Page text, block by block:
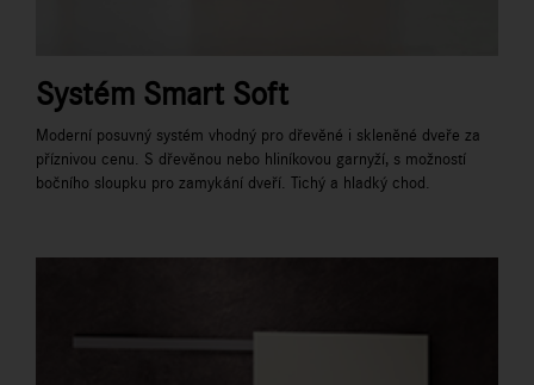
Systém Smart Soft
Moderní posuvný systém vhodný pro dřevěné i skleněné dveře za
příznivou cenu. S dřevěnou nebo hliníkovou garnyží, s možností
bočního sloupku pro zamykání dveří. Tichý a hladký chod.